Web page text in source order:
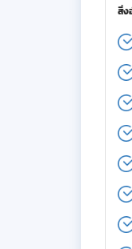
สิ่ง